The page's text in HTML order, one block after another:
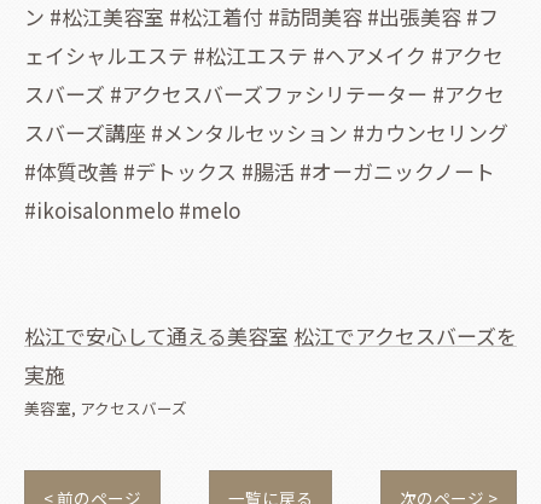
ン #松江美容室 #松江着付 #訪問美容 #出張美容 #フ
ェイシャルエステ #松江エステ #ヘアメイク #アクセ
スバーズ #アクセスバーズファシリテーター #アクセ
スバーズ講座 #メンタルセッション #カウンセリング
#体質改善 #デトックス #腸活 #オーガニックノート
#ikoisalonmelo #melo
松江で安心して通える美容室 松江でアクセスバーズを
実施
美容室 アクセスバーズ
< 前のページ 一覧に戻る 次のページ >